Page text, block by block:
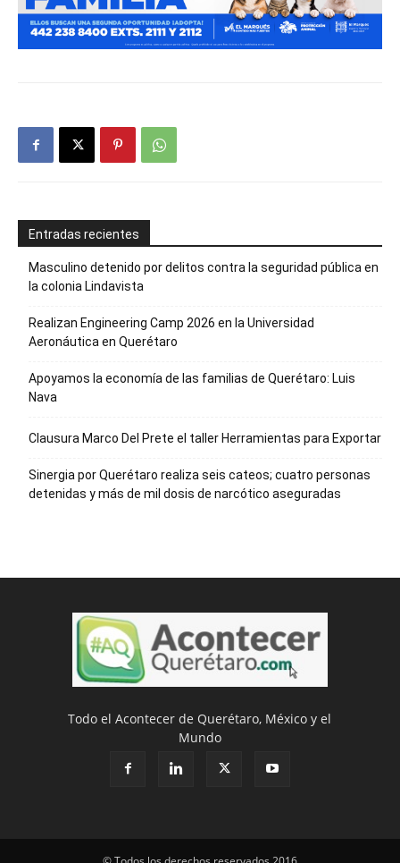
Entradas recientes
Masculino detenido por delitos contra la seguridad pública en
la colonia Lindavista
Realizan Engineering Camp 2026 en la Universidad
Aeronáutica en Querétaro
Apoyamos la economía de las familias de Querétaro: Luis
Nava
Clausura Marco Del Prete el taller Herramientas para Exportar
Sinergia por Querétaro realiza seis cateos; cuatro personas
detenidas y más de mil dosis de narcótico aseguradas
Todo el Acontecer de Querétaro, México y el
Mundo